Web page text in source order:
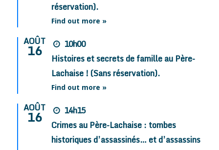
réservation).
Find out more »
AOÛT
16
10h00
Histoires et secrets de famille au Père-
Lachaise ! (Sans réservation).
Find out more »
AOÛT
16
14h15
Crimes au Père-Lachaise : tombes
historiques d’assassinés… et d’assassins